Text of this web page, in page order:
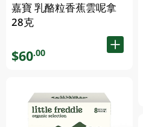
嘉寶 乳酪粒香蕉雲呢拿
28克
$60.00